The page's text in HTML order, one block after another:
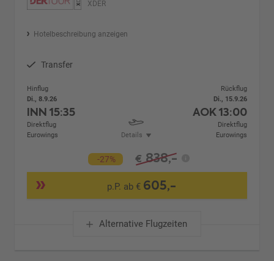
XDER
Hotelbeschreibung anzeigen
Transfer
Hinflug
Di., 8.9.26
INN15:35
Direktflug
Eurowings
Details
Rückflug
Di., 15.9.26
AOK13:00
Direktflug
Eurowings
-27% € 838,-
p.P. ab € 605,-
Alternative Flugzeiten